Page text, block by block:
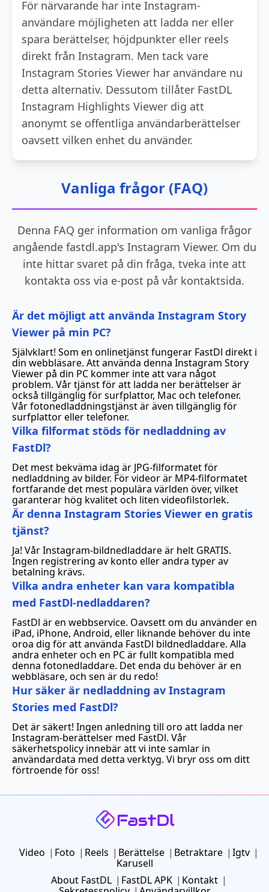
För närvarande har inte Instagram-
användare möjligheten att ladda ner eller
spara berättelser, höjdpunkter eller reels
direkt från Instagram. Men tack vare
Instagram Stories Viewer har användare nu
detta alternativ. Dessutom tillåter FastDL
Instagram Highlights Viewer dig att
anonymt se offentliga användarberättelser
oavsett vilken enhet du använder.
Vanliga frågor (FAQ)
Denna FAQ ger information om vanliga frågor
angående fastdl.app's Instagram Viewer. Om du
inte hittar svaret på din fråga, tveka inte att
kontakta oss via e-post på vår kontaktsida.
Är det möjligt att använda Instagram Story
Viewer på min PC?
Självklart! Som en onlinetjänst fungerar FastDl direkt i
din webbläsare. Att använda denna Instagram Story
Viewer på din PC kommer inte att vara något
problem. Vår tjänst för att ladda ner berättelser är
också tillgänglig för surfplattor, Mac och telefoner.
Vår fotonedladdningstjänst är även tillgänglig för
surfplattor eller telefoner.
Vilka filformat stöds för nedladdning av
FastDl?
Det mest bekväma idag är JPG-filformatet för
nedladdning av bilder. För videor är MP4-filformatet
fortfarande det mest populära världen över, vilket
garanterar hög kvalitet och liten videofilstorlek.
Är denna Instagram Stories Viewer en gratis
tjänst?
Ja! Vår Instagram-bildnedladdare är helt GRATIS.
Ingen registrering av konto eller andra typer av
betalning krävs.
Vilka andra enheter kan vara kompatibla
med FastDl-nedladdaren?
FastDl är en webbservice. Oavsett om du använder en
iPad, iPhone, Android, eller liknande behöver du inte
oroa dig för att använda FastDl bildnedladdare. Alla
andra enheter och en PC är fullt kompatibla med
denna fotonedladdare. Det enda du behöver är en
webbläsare, och sen är du redo!
Hur säker är nedladdning av Instagram
Stories med FastDl?
Det är säkert! Ingen anledning till oro att ladda ner
Instagram-berättelser med FastDl. Vår
säkerhetspolicy innebär att vi inte samlar in
användardata med detta verktyg. Vi bryr oss om ditt
förtroende för oss!
Video Foto Reels Berättelse Betraktare
Igtv
Karusell
About FastDL
FastDL APK
Kontakt